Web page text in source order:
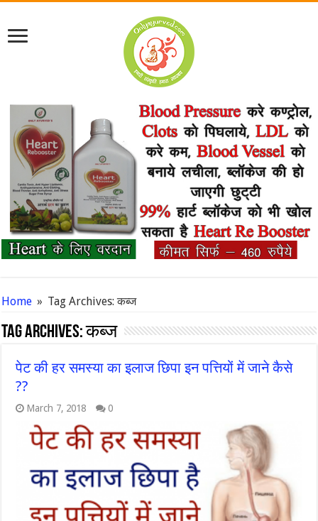
Home » Tag Archives: कब्ज
Tag Archives:कब्ज
पेट की हर समस्या का इलाज छिपा इन पत्तियों में जाने कैसे
??
March 7, 2018 0